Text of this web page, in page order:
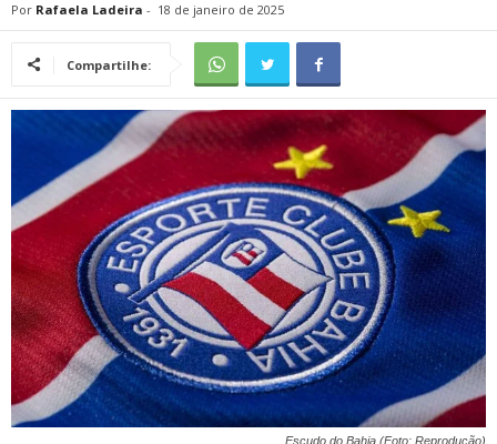
Por Rafaela Ladeira - 18 de janeiro de 2025
Compartilhe:
Escudo do Bahia (Foto: Reprodução)